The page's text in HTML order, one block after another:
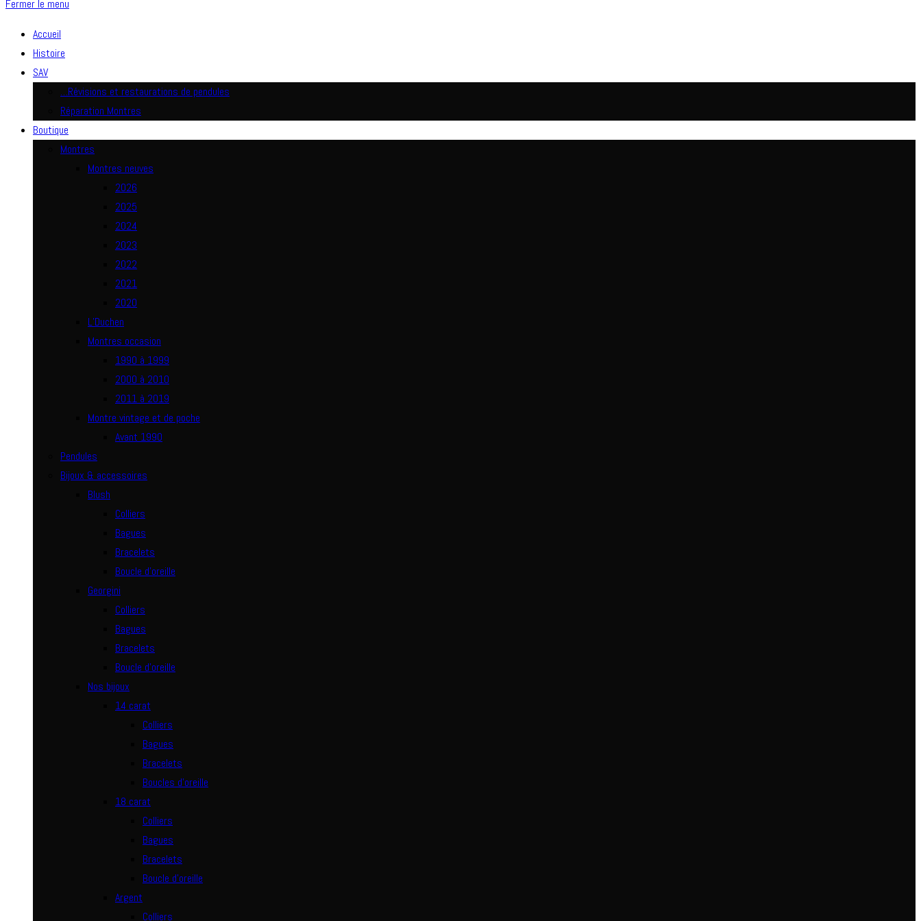
Fermer le menu
Accueil
Histoire
SAV
…Révisions et restaurations de pendules
Réparation Montres
Boutique
Montres
Montres neuves
2026
2025
2024
2023
2022
2021
2020
L’Duchen
Montres occasion
1990 à 1999
2000 à 2010
2011 à 2019
Montre vintage et de poche
Avant 1990
Pendules
Bijoux & accessoires
Blush
Colliers
Bagues
Bracelets
Boucle d’oreille
Georgini
Colliers
Bagues
Bracelets
Boucle d’oreille
Nos bijoux
14 carat
Colliers
Bagues
Bracelets
Boucles d’oreille
18 carat
Colliers
Bagues
Bracelets
Boucle d’oreille
Argent
Colliers